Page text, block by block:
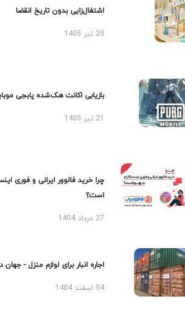
اشتغال‌زایی بدون تاریخ انقضا
20 تیر 1405
بازیابی اکانت هک‌شده پابجی موبایل
چرا خرید فالوور ایرانی و فوری
است؟
27 مرداد 1404
اجاره انبار برای لوازم منزل - جهان دپو
04 اسفند 1404